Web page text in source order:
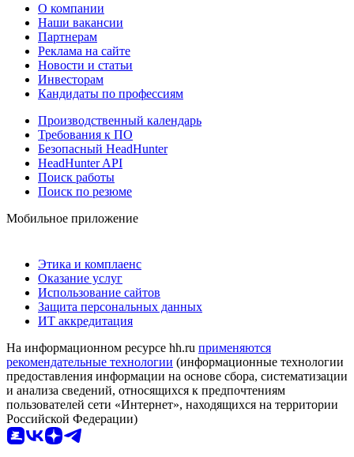
О компании
Наши вакансии
Партнерам
Реклама на сайте
Новости и статьи
Инвесторам
Кандидаты по профессиям
Производственный календарь
Требования к ПО
Безопасный HeadHunter
HeadHunter API
Поиск работы
Поиск по резюме
Мобильное приложение
Этика и комплаенс
Оказание услуг
Использование сайтов
Защита персональных данных
ИТ аккредитация
На информационном ресурсе hh.ru применяются
рекомендательные технологии (информационные технологии
предоставления информации на основе сбора, систематизации
и анализа сведений, относящихся к предпочтениям
пользователей сети «Интернет», находящихся на территории
Российской Федерации)